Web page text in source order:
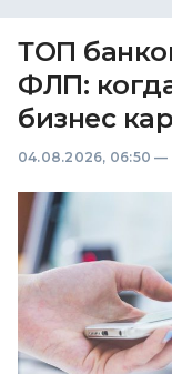
ТОП
ФЛП:
бизнес
04.08.2026, 06:50 —